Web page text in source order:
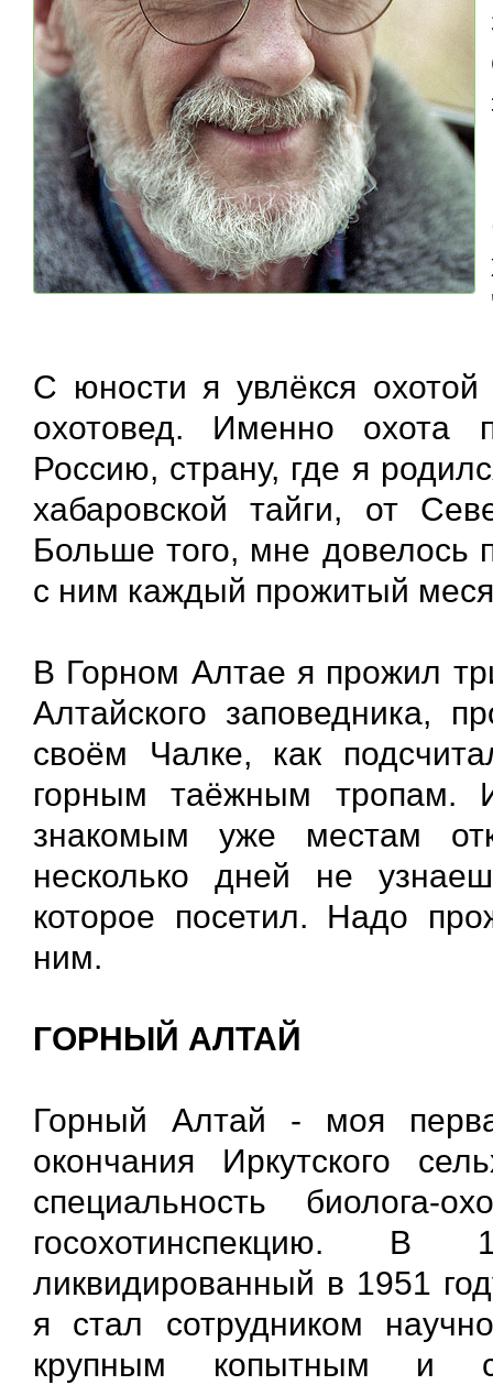
С юности я увлёкся
охотовед. Именно охота
Россию, страну, где я
хабаровской тайги, от
Больше того, мне довелось
с ним каждый прожитый
В Горном Алтае я прожил
Алтайского заповедника,
своём Чалке, как
горным таёжным тропам.
знакомым уже местам
несколько дней не
которое посетил. Надо
ним.
ГОРНЫЙ АЛТАЙ
Горный Алтай - моя
окончания Иркутского
специальность
госохотинспекцию.
ликвидированный в 1951
я стал сотрудником
крупным копытным и